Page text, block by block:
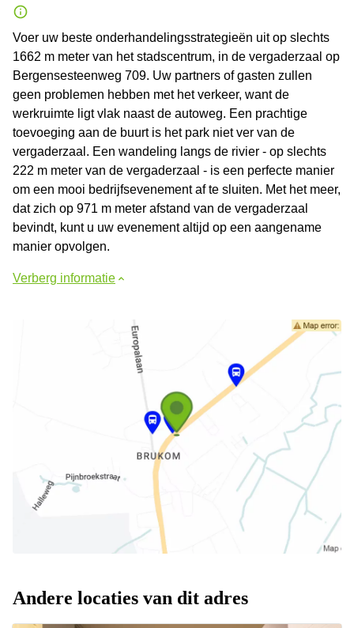
Voer uw beste onderhandelingsstrategieën uit op slechts
1662 m meter van het stadscentrum, in de vergaderzaal op
Bergensesteenweg 709. Uw partners of gasten zullen
geen problemen hebben met het verkeer, want de
werkruimte ligt vlak naast de autoweg. Een prachtige
toevoeging aan de buurt is het park niet ver van de
vergaderzaal. Een wandeling langs de rivier - op slechts
222 m meter van de vergaderzaal - is een perfecte manier
om een mooi bedrijfsevenement af te sluiten. Met het meer,
dat zich op 971 m meter afstand van de vergaderzaal
bevindt, kunt u uw evenement altijd op een aangename
manier opvolgen.
Verberg informatie
Andere locaties van dit adres